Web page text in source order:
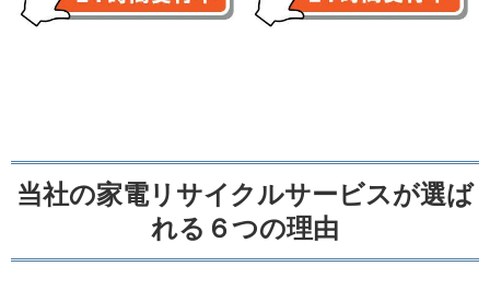
当社の家電リサイクルサービスが選ば
れる６つの理由